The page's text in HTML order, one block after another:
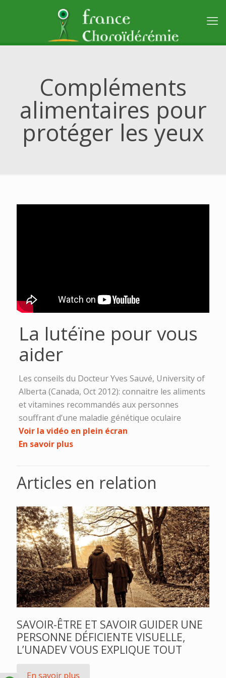
Compléments
alimentaires pour
protéger les yeux
La lutéïne pour vous
aider
Les conseils du Docteur Yves Sauvé, University of
Alberta (Canada, Oct 2012): connaitre les aliments
et vitamines recommandés aux personnes
souffrant d’une maladie génétique oculaire
Voir la vidéo en plein écran
En savoir plus
Articles en relation
SAVOIR-ÊTRE ET SAVOIR GUIDER UNE
PERSONNE DÉFICIENTE VISUELLE,
L’UNADEV VOUS EXPLIQUE TOUT
En savoir plus